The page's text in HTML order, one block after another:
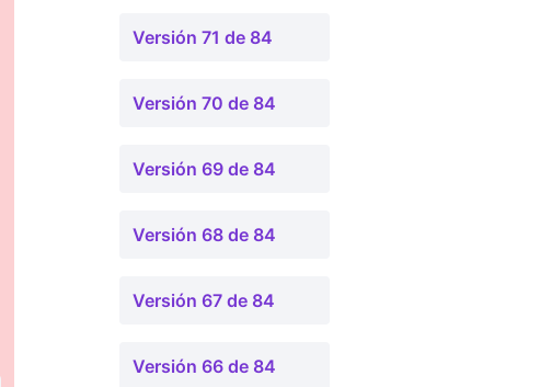
Versión 71 de 84
Versión 70 de 84
Versión 69 de 84
Versión 68 de 84
Versión 67 de 84
Versión 66 de 84